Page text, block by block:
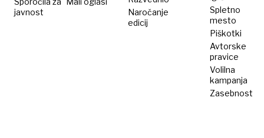
javnost
Naročanje
edicij
Spletno
mesto
Piškotki
Avtorske
pravice
Volilna
kampanja
Zasebnost